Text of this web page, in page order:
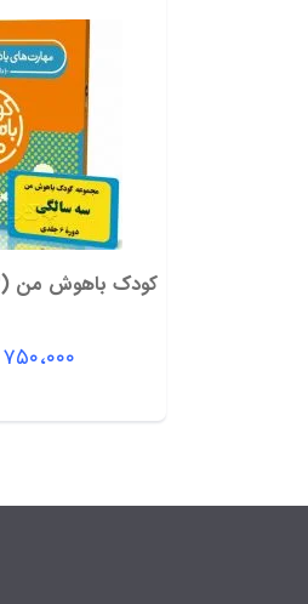
کودک باهوش من (3 سالگی- 6 جلد)
۷۵۰،۰۰۰